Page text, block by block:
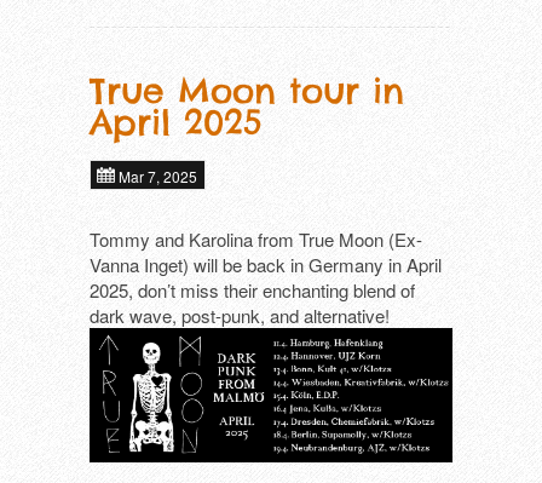
True Moon tour in
April 2025
Mar 7, 2025
Tommy and Karolina from True Moon (Ex-
Vanna Inget) will be back in Germany in April
2025, don’t miss their enchanting blend of
dark wave, post-punk, and alternative!